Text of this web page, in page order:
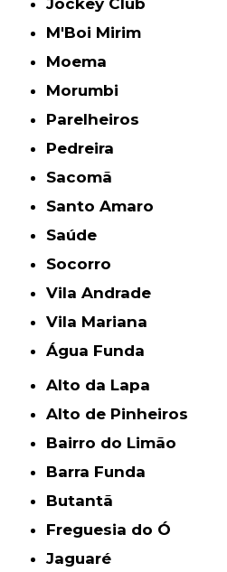
Jockey Club
M'Boi Mirim
Moema
Morumbi
Parelheiros
Pedreira
Sacomã
Santo Amaro
Saúde
Socorro
Vila Andrade
Vila Mariana
Água Funda
Alto da Lapa
Alto de Pinheiros
Bairro do Limão
Barra Funda
Butantã
Freguesia do Ó
Jaguaré